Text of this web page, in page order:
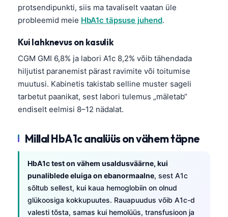
protsendipunkti, siis ma tavaliselt vaatan üle
probleemid meie HbA1c täpsuse juhend.
Kui lahknevus on kasulik
CGM GMI 6,8% ja labori A1c 8,2% võib tähendada
hiljutist paranemist pärast ravimite või toitumise
muutusi. Kabinetis takistab selline muster sageli
tarbetut paanikat, sest labori tulemus „mäletab“
endiselt eelmisi 8–12 nädalat.
Millal HbA1c analüüs on vähem täpne
HbA1c test on vähem usaldusväärne, kui
punaliblede eluiga on ebanormaalne, sest A1c
sõltub sellest, kui kaua hemoglobiin on olnud
glükoosiga kokkupuutes. Rauapuudus võib A1c-d
valesti tõsta, samas kui hemolüüs, transfusioon ja
Slovenščina
Magyar
Shqip
اردو
తెలుగు
தமிழ்
ગુજરાતી
ಕನ್ನಡ
മലയാളം
Bahasa Melayu
Tiếng Việt